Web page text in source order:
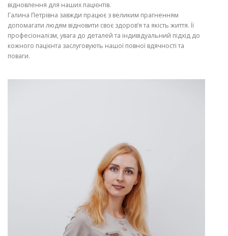
відновлення для наших пацієнтів.
Галина Петрівна завжди працює з великим прагненням
допомагати людям відновити своє здоров’я та якість життя. Її
професіоналізм, увага до деталей та індивідуальний підхід до
кожного пацієнта заслуговують нашої повної вдячності та
поваги.